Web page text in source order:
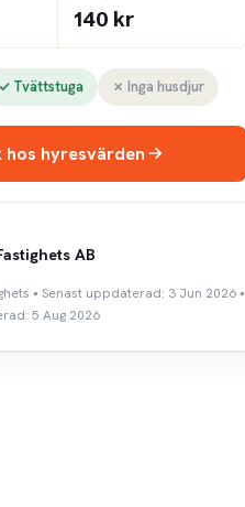
140 kr
✓ Tvättstuga ✗ Inga husdjur
hos hyresvärden
AB
• Senast uppdaterad: 3 Jun 2026 •
5 Aug 2026